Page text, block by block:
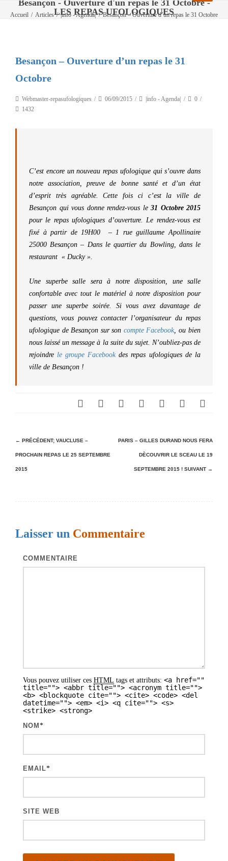
Besançon - Ouverture d'un repas le 31 Octobre -
LES REPAS UFOLOGIQUES
Accueil / Articles / |info - Agenda| / Besançon – Ouverture d’un repas le 31 Octobre
Besançon – Ouverture d’un repas le 31
Octobre
Webmaster-repasufologiques 06/09/2015 |info - Agenda|
0
1432
C’est encore un nouveau repas ufologique qui s’ouvre dans
notre association, preuve de bonne santé et d’un état
d’esprit très agréable. Cette fois ci c’est la ville de
Besançon qui vous donne rendez-vous le 31 Octobre 2015
pour le repas ufologiques d’ouverture. Le rendez-vous est
fixé à partir de 19H00 – 1 rue guillaume Apollinaire
25000 Besançon – Dans le quartier du Bowling, dans le
restaurant « Ducky ».
Une superbe salle sera à notre disposition, une salle
confortable avec tout le matériel à notre disposition pour
passer une superbe soirée. Si vous avez davantage de
questions, vous pouvez contacter l’organisateur du repas
ufologique de Besançon sur son compte Facebook, ou bien
nous laissé un message à la suite du sujet. N’oubliez-pas de
rejoindre le groupe Facebookdes repas ufologiques de la
ville de Besançon !
N
a
v
t
← PRÉCÉDENT; VAUCLUSE –
PROCHAIN REPAS LE 25 SEPTEMBRE
2015
PARIS – GILLES DURAND NOUS FERA
DÈCOUVRIR LE SCEAU LE 19
SEPTEMBRE 2015 ! SUIVANT →
Laisser un Commentaire
COMMENTAIRE
Vous pouvez utiliser ces HTML tags et attributs: <a href=""
title=""> <abbr title=""> <acronym title="">
<b> <blockquote cite=""> <cite> <code> <del
datetime=""> <em> <i> <q cite=""> <s>
<strike> <strong>
NOM *
EMAIL*
SITE WEB